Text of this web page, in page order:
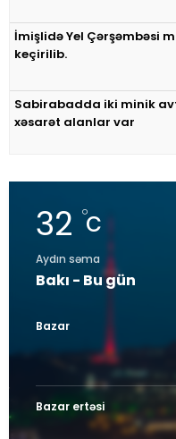
İmişlidə Yel Çərşəmbəsi
keçirilib.
Sabirabadda iki minik
xəsarət alanlar var
32 c
Aydın səma
Bakı - Bu gün
Bazar
Bazar ertəsi